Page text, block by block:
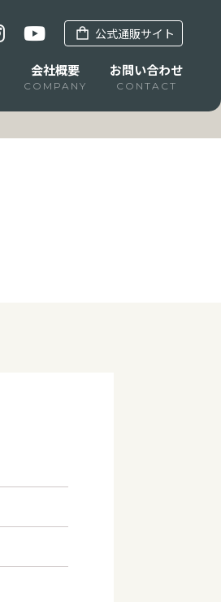
公式通販サイト
会社概要
COMPANY
お問い合わせ
CONTACT